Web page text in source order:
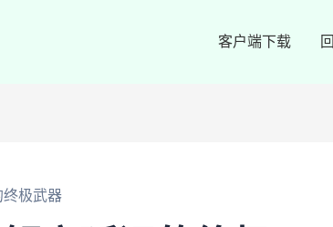
客户端下载
终极武器